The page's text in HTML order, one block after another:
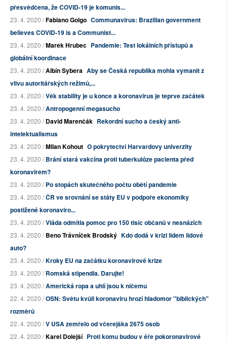
přesvědčena, že COVID-19 je komunis...
23. 4. 2020 /Fabiano Golgo Communavirus: Brazilian government
believes COVID-19 is a Communist...
23. 4. 2020 /Marek Hrubec Pandemie: Test lokálních přístupů a
globální koordinace
23. 4. 2020 /Albín Sybera Aby se Česká republika mohla vymanit z
vlivu autoritářských režimů,...
23. 4. 2020 /Věk stability je u konce a koronavirus je teprve začátek
23. 4. 2020 /Antropogenní megasucho
23. 4. 2020 /David Marenčák Rekordní sucho a český anti-
intelektualismus
23. 4. 2020 /Milan Kohout O pokrytectví Harvardovy univerzity
23. 4. 2020 /Brání stará vakcína proti tuberkulóze pacienta před
koronavirem?
23. 4. 2020 /Po stopách skutečného počtu obětí pandemie
23. 4. 2020 /ČR ve srovnání se státy EU v podpoře ekonomiky
postižené koronaviro...
23. 4. 2020 /Vláda odmítla pomoc pro 150 tisíc občanů v nesnázích
23. 4. 2020 /Beno Trávníček Brodský Kdo dodá v krizi lidem lidové
auto?
23. 4. 2020 /Kroky EU na začátku koronavirové krize
23. 4. 2020 /Romská stipendia. Darujte!
23. 4. 2020 /Americká ropa a uhlí jsou k ničemu
22. 4. 2020 /OSN: Světu kvůli koronaviru hrozí hladomor "biblických"
rozměrů
22. 4. 2020 /V USA zemřelo od včerejška 2675 osob
22. 4. 2020 /Karel Dolejší Proti komu budou v éře pokoronavirové